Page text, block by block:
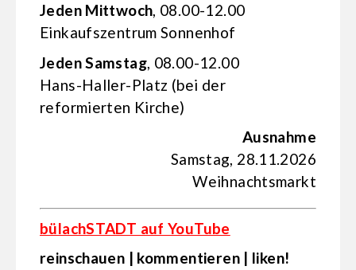
Jeden Mittwoch, 08.00-12.00
Einkaufs­zentrum Sonnenhof
Jeden Samstag, 08.00-12.00
Hans-Haller-Platz (bei der
reformierten Kirche)
Ausnahme
Samstag, 28.11.2026
Weihnachtsmarkt
bülachSTADT auf YouTube
reinschauen | kommentieren | liken!